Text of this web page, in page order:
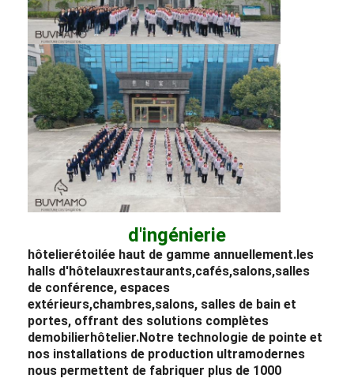
d'ingénierie
hôtelierétoilée haut de gamme annuellement. les
halls d'hôtel auxrestaurants,cafés,salons,salles
de conférence, espaces
extérieurs,chambres,salons, salles de bain et
portes, offrant des solutions complètes
demobilier hôtelier.Notre technologie de pointe et
nos installations de production ultramodernes
nous permettent de fabriquer plus de 1000